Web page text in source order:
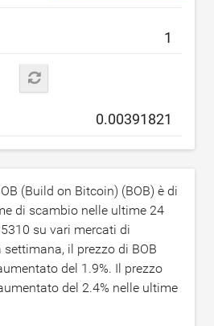
(Build on Bitcoin) (BOB) è di
di scambio nelle ultime 24
su vari mercati di
il prezzo di BOB
del 1.9%. Il prezzo
del 2.4% nelle ultime